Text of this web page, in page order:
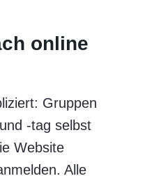
online
Gruppen
-tag selbst
Website
Alle